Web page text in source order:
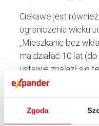
Zgoda
Ciekawe jest
ograniczenia wieku
„Mieszkanie bez
ma działać 10 lat
ustawie znalazł się
gwarancji (która
kwoty objętej
będzie trwała przez